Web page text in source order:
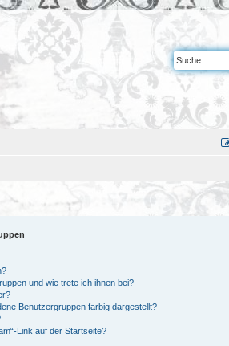
und wie trete ich ihnen bei?
Benutzergruppen farbig dargestellt?
Link auf der Startseite?